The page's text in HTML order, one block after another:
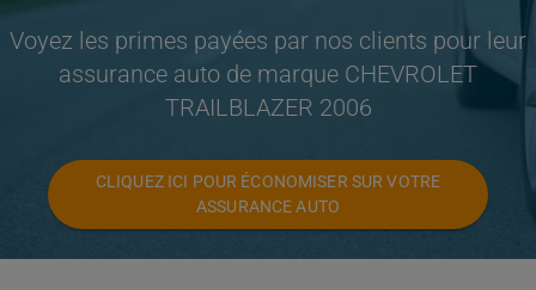
Voyez les primes payées par nos clients pour leur
assurance auto de marque CHEVROLET
TRAILBLAZER 2006
CLIQUEZ ICI POUR ÉCONOMISER SUR VOTRE
ASSURANCE AUTO